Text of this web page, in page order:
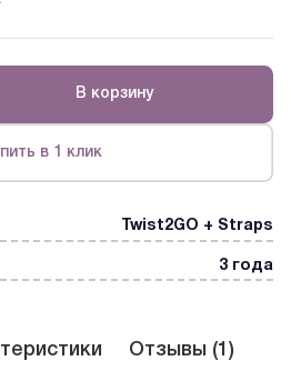
В корзину
в 1 клик
Twist2GO + Straps
3 года
Отзывы (1)